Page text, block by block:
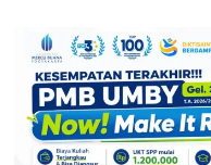
Indonesia
Jalani
Latihan
Perdana
di
Surabaya